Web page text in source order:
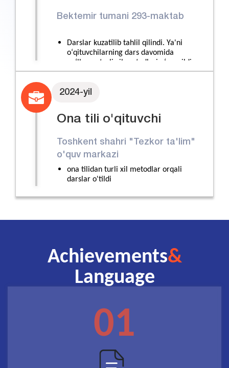
Bektemir tumani 293-maktab
Darslar kuzatilib tahlil qilindi. Ya'ni
oʻqituvchilarning dars davomida
qoʻllagan turli xil metodlari oʻrganildi
2024-yil
Ona tili o'qituvchi
Toshkent shahri "Tezkor ta'lim"
o'quv markazi
ona tilidan turli xil metodlar orqali
darslar o'tildi
Achievements&
Language
01